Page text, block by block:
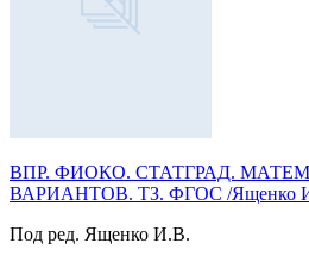
ВПР. ФИОКО. СТАТГРАД.
ВАРИАНТОВ. ТЗ. ФГОС /Ященко
Под ред. Ященко И.В.